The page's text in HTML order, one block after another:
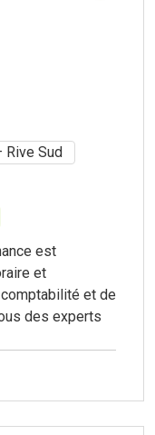
Rive Sud
est
et
et de
des experts